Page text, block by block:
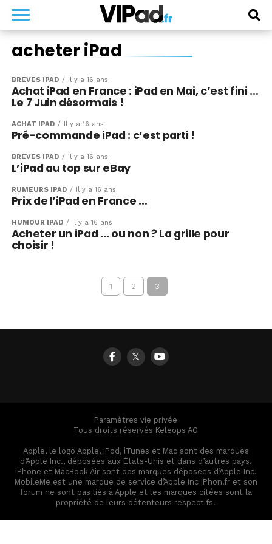
acheter iPad
BRÈVES IPAD Il y a 16 ans
Achat iPad en France : iPad en Mai, c’est fini …
Le 7 Juin désormais !
ACHAT IPAD Il y a 16 ans
Pré-commande iPad : c’est parti !
BRÈVES IPAD Il y a 16 ans
L’iPad au top sur eBay
RUMEURS IPAD Il y a 16 ans
Prix de l’iPad en France …
HUMOUR IPAD Il y a 16 ans
Acheter un iPad … ou non ? La grille pour
choisir !
1 2 3
𝕏
Paramètres vie privée
Tous droits réservés Keleops AG
Apple, le logo Apple, iPod, iTunes et Mac sont des marques
d’Apple Inc., déposées aux États-Unis et dans d’autres pays.
iPhone et MacBook Air sont des marques déposées d’Apple Inc.
MobileMe est une marque de service d’Apple Inc iPhon.fr et son
forum ne sont pas liés à Apple et les marques citées sont la
propriété de leurs détenteurs respectifs.